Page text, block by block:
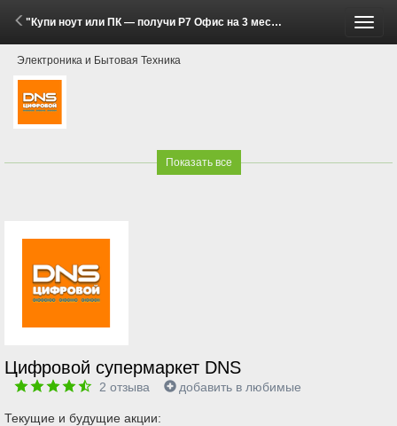
"Купи ноут или ПК — получи Р7 Офис на 3 месяца за 300 рублей!" (25 Мая - 31 Июля 2026)
Электроника и Бытовая Техника
Показать все
Цифровой супермаркет DNS
2 отзыва добавить в любимые
Текущие и будущие акции: